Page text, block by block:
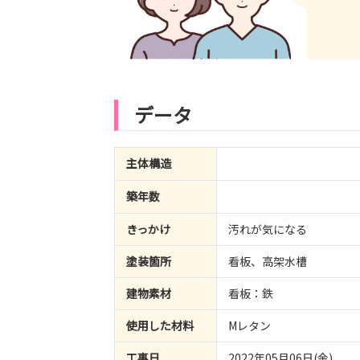
データ
主体構造
築年数
きっかけ
汚れが気になる
塗装箇所
看板、高架水槽
建物素材
看板：鉄
使用した材料
Mレタン